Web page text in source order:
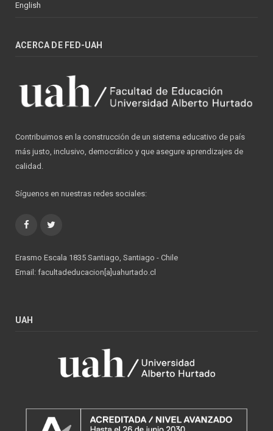
English
ACERCA DE FED-UAH
Contribuimos en la construcción de un sistema educativo de país
más justo, inclusivo, democrático y que asegure aprendizajes de
calidad.
Síguenos en nuestras redes sociales:
Facebook
Erasmo Escala 1835 Santiago, Santiago - Chile
Email: facultadeducacion[a]uahurtado.cl
UAH